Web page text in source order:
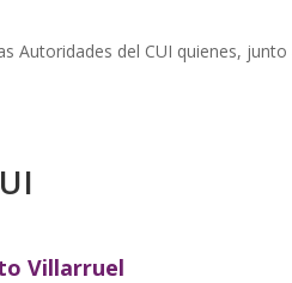
Autoridades del CUI quienes,
Villarruel